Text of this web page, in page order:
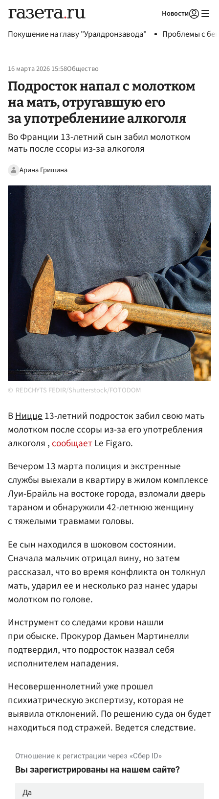
Новости
Покушение на главу "Уралдронзавода" Проблемы с
16 марта 2026 15:58Общество
Подросток напал с молотком
на мать, отругавшую его
за употреблениие алкоголя
Во Франции 13-летний сын забил молотком
мать после ссоры из-за алкоголя
Арина Гришина
REDCHYTS FEDIR/Shutterstock/FOTODOM
ВНицце13-летний подросток забил свою мать
молотком после ссоры из-за его употребления
алкоголя ,сообщаетLe Figaro.
Вечером 13 марта полиция и экстренные
службы выехали в квартиру в жилом комплексе
Луи-Брайль на востоке города, взломали дверь
тараном и обнаружили 42-летнюю женщину
с тяжелыми травмами головы.
Ее сын находился в шоковом состоянии.
Сначала мальчик отрицал вину, но затем
рассказал, что во время конфликта он толкнул
мать, ударил ее и несколько раз нанес удары
молотком по голове.
Инструмент со следами крови нашли
при обыске. Прокурор Дамьен Мартинелли
подтвердил, что подросток назвал себя
исполнителем нападения.
Несовершеннолетний уже прошел
психиатрическую экспертизу, которая не
выявила отклонений. По решению суда он будет
находиться под стражей. Ведется следствие.